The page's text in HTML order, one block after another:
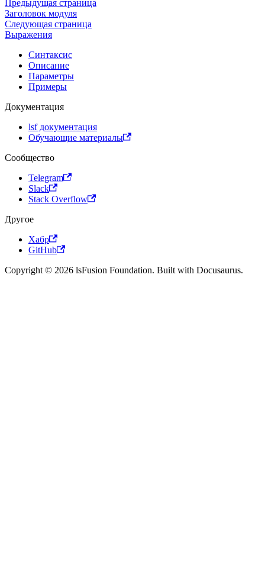
Предыдущая страница
Заголовок модуля
Следующая страница
Выражения
Синтаксис
Описание
Параметры
Примеры
Документация
lsf документация
Обучающие материалы
Сообщество
Telegram
Slack
Stack Overflow
Другое
Хабр
GitHub
Copyright © 2026 lsFusion Foundation. Built with Docusaurus.